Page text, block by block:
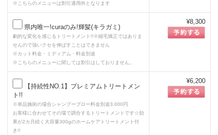
※こちらのメニューは割引適用外となります
県内唯一!curaのみ!輝髪(キラガミ)
劇的な変化を感じるトリートメント!!※縮毛矯正ではありま
せんので強いクセを伸ばすことはできません
※カット料金・ミディアム・料金別途
※こちらのメニューに関しては割引はしておりません。
¥8,300
【持続性NO.1】プレミアムトリートメン
ト!!
※単品施術の場合シャンプーブロー料金別途3,000円
お客様に合わせてその場で調合するトリートメントです☆効
果が2カ月続く大容量300gのホームケアトリートメント付
き!!
¥6,200